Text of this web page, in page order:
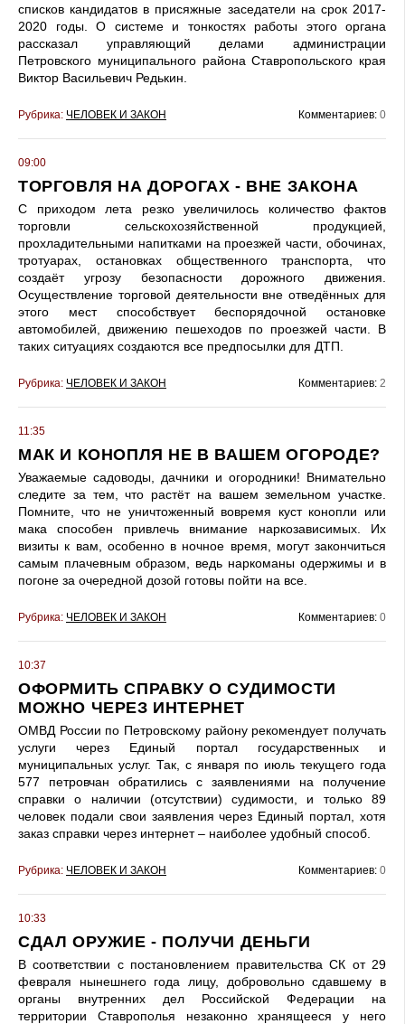
списков кандидатов в присяжные заседатели на срок 2017-
2020 годы. О системе и тонкостях работы этого органа
рассказал управляющий делами администрации
Петровского муниципального района Ставропольского края
Виктор Васильевич Редькин.
Рубрика: ЧЕЛОВЕК И ЗАКОН Комментариев: 0
09:00
ТОРГОВЛЯ НА ДОРОГАХ - ВНЕ ЗАКОНА
С приходом лета резко увеличилось количество фактов
торговли сельскохозяйственной продукцией,
прохладительными напитками на проезжей части, обочинах,
тротуарах, остановках общественного транспорта, что
создаёт угрозу безопасности дорожного движения.
Осуществление торговой деятельности вне отведённых для
этого мест способствует беспорядочной остановке
автомобилей, движению пешеходов по проезжей части. В
таких ситуациях создаются все предпосылки для ДТП.
Рубрика: ЧЕЛОВЕК И ЗАКОН Комментариев: 2
11:35
МАК И КОНОПЛЯ НЕ В ВАШЕМ ОГОРОДЕ?
Уважаемые садоводы, дачники и огородники! Внимательно
следите за тем, что растёт на вашем земельном участке.
Помните, что не уничтоженный вовремя куст конопли или
мака способен привлечь внимание наркозависимых. Их
визиты к вам, особенно в ночное время, могут закончиться
самым плачевным образом, ведь наркоманы одержимы и в
погоне за очередной дозой готовы пойти на все.
Рубрика: ЧЕЛОВЕК И ЗАКОН Комментариев: 0
10:37
ОФОРМИТЬ СПРАВКУ О СУДИМОСТИ
МОЖНО ЧЕРЕЗ ИНТЕРНЕТ
ОМВД России по Петровскому району рекомендует получать
услуги через Единый портал государственных и
муниципальных услуг. Так, с января по июль текущего года
577 петровчан обратились с заявлениями на получение
справки о наличии (отсутствии) судимости, и только 89
человек подали свои заявления через Единый портал, хотя
заказ справки через интернет – наиболее удобный способ.
Рубрика: ЧЕЛОВЕК И ЗАКОН Комментариев: 0
10:33
СДАЛ ОРУЖИЕ - ПОЛУЧИ ДЕНЬГИ
В соответствии с постановлением правительства СК от 29
февраля нынешнего года лицу, добровольно сдавшему в
органы внутренних дел Российской Федерации на
территории Ставрополья незаконно хранящееся у него